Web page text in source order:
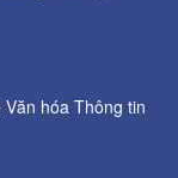
hóa Thông tin